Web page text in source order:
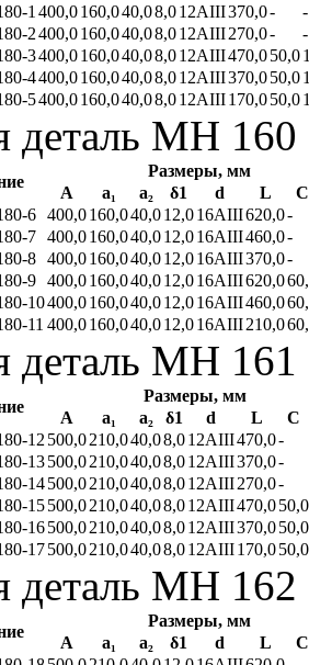
1 400,0160,040,08,012AIII370,0-
-
2400,0160,040,08,012AIII270,0-
-
3400,0160,040,08,012AIII470,050,0
4400,0160,040,08,012AIII370,050,0
5400,0160,040,08,012AIII170,050,0
деталь МН 160
Размеры, мм
А
а₁ а₂ δ1 d L
C
6 400,0160,040,012,016AIII620,0-
7 400,0160,040,012,016AIII460,0-
8 400,0160,040,012,016AIII370,0-
9 400,0160,040,012,016AIII620,0
10400,0160,040,012,016AIII460,0
11 400,0160,040,012,016AIII210,0
деталь МН 161
Размеры, мм
А
а₁ а₂ δ1 d L
C
12 500,0210,040,08,012AIII470,0-
13500,0210,040,08,012AIII370,0-
14500,0210,040,08,012AIII270,0-
15500,0210,040,08,012AIII470,050,0
16500,0210,040,08,012AIII370,050,0
17500,0210,040,08,012AIII170,050,0
деталь МН 162
Размеры, мм
А
а₁ а₂ δ1 d L
C